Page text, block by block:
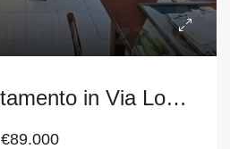
Vendita appartamento in Via Lo Sardo, 31 – San Filippo del Mela (Me)
€89.000